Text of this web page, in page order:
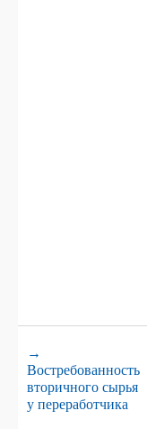
→
Востребованность
вторичного сырья
у переработчика